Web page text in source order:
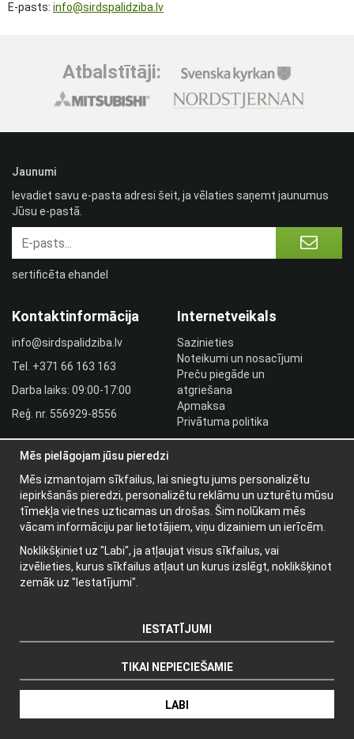
E-pasts: info@sirdspalidziba.lv
Atbalstītāji:
Kontaktinformācija
info@sirdspalidziba.lv
Tel. +371 66 163 163​
Darba laiks: 09:00-17:00
Reģ. nr. 556929-8556
Internetveikals
Sazinieties
Noteikumi un nosacījumi
Preču piegāde un
atgriešana
Apmaksa
Privātuma politika
Pieslēgties
Papildu informācija
Jaunumu vēstules
Par sīkdatnēm
Jaunumi
Ievadiet savu e-pasta adresi šeit, ja vēlaties saņemt jaunumus
Jūsu e-pastā.
sertificēta ehandel
Mēs pielāgojam jūsu pieredzi
Mēs izmantojam sīkfailus, lai sniegtu jums personalizētu
iepirkšanās pieredzi, personalizētu reklāmu un uzturētu mūsu
tīmekļa vietnes uzticamas un drošas. Šim nolūkam mēs
vācam informāciju par lietotājiem, viņu dizainiem un ierīcēm.
Noklikšķiniet uz "Labi", ja atļaujat visus sīkfailus, vai
izvēlieties, kurus sīkfailus atļaut un kurus izslēgt, noklikšķinot
zemāk uz "Iestatījumi".
IESTATĪJUMI
TIKAI NEPIECIEŠAMIE
LABI